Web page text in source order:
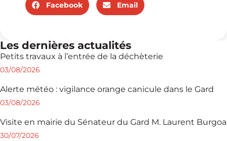
Facebook Email
Les dernières actualités
Petits travaux à l’entrée de la déchèterie
03/08/2026
Alerte météo : vigilance orange canicule dans le Gard
03/08/2026
Visite en mairie du Sénateur du Gard M. Laurent Burgoa
30/07/2026